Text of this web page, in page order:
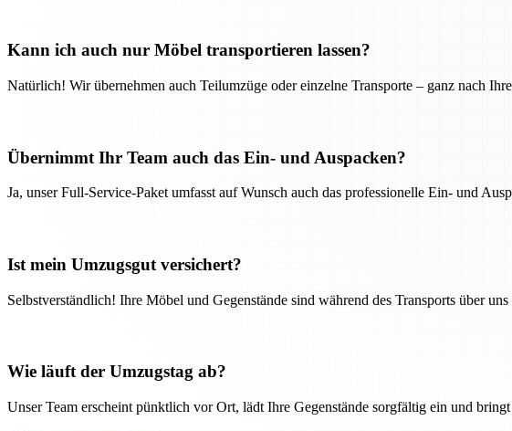
Kann ich auch nur Möbel transportieren lassen?
Natürlich! Wir übernehmen auch Teilumzüge oder einzelne Transporte – ganz nach
Übernimmt Ihr Team auch das Ein- und Auspacken?
Ja, unser Full-Service-Paket umfasst auf Wunsch auch das professionelle Ein- und
Ist mein Umzugsgut versichert?
Selbstverständlich! Ihre Möbel und Gegenstände sind während des Transports über uns
Wie läuft der Umzugstag ab?
Unser Team erscheint pünktlich vor Ort, lädt Ihre Gegenstände sorgfältig ein und